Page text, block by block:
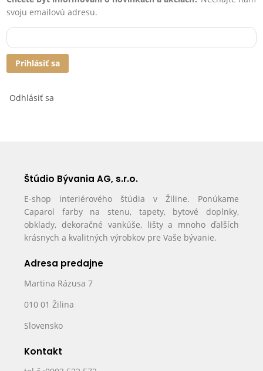
svoju emailovú adresu.
Prihlásiť sa
Odhlásiť sa
Štúdio Bývania AG, s.r.o.
E-shop interiérového štúdia v Žiline. Ponúkame
Caparol farby na stenu, tapety, bytové doplnky,
obklady, dekoračné vankúše, lišty a mnoho ďalších
krásnych a kvalitných výrobkov pre Vaše bývanie.
Adresa predajne
Martina Rázusa 7
010 01 Žilina
Slovensko
Kontakt